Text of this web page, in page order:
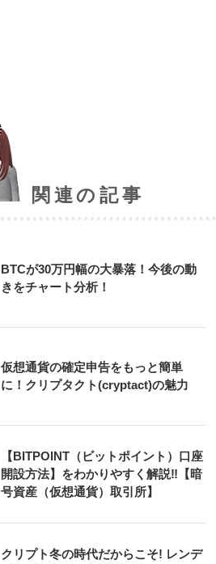
関連の記事
BTCが30万円幅の大暴落！今後の動
きをチャート分析！
仮想通貨の確定申告をもっと簡単
に！クリプタクト(cryptact)の魅力
【BITPOINT（ビットポイント）口座
開設方法】をわかりやすく解説‼︎【暗
号資産（仮想通貨）取引所】
クリプト冬の時代だからこそ! レンデ